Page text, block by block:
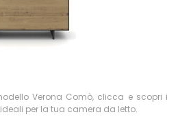
Verona Comò, clicca e scopri i
per la tua camera da letto.